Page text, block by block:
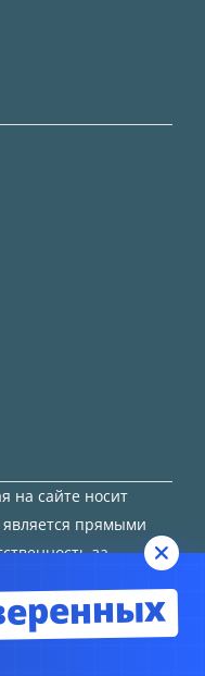
на сайте носит
прямыми
за